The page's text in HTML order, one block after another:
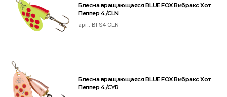
Блесна вращающаяся BLUE FOX Вибракс Хот
Пеппер 4 /CLN
арт.: BFS4-CLN
Блесна вращающаяся BLUE FOX Вибракс Хот
Пеппер 4 /CYR